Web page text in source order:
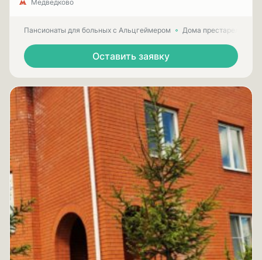
Медведково
Пансионаты для больных с Альцгеймером Дома престарелых
Оставить заявку